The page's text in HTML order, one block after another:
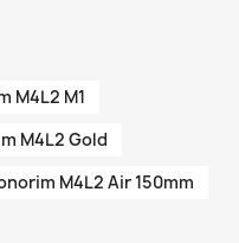
M4L2 M1
M4L2 Gold
M4L2 Air 150mm